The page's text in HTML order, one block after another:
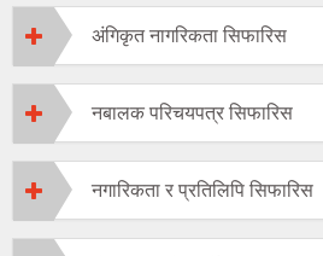
अंगिकृत नागरिकता सिफारिस
नबालक परिचयपत्र सिफारिस
नगारिकता र प्रतिलिपि सिफारिस